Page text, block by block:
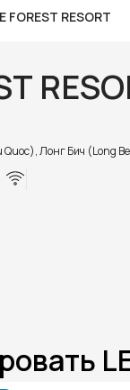
FOREST RESORT
Quoc), Лонг Бич (Long